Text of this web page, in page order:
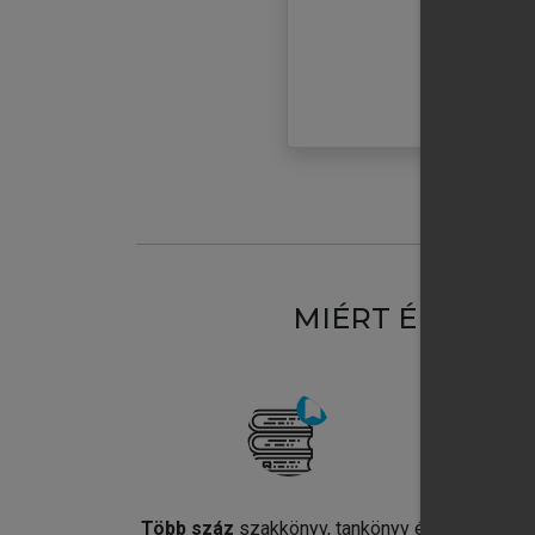
MIÉRT
Több száz szakkönyv, tankönyv és